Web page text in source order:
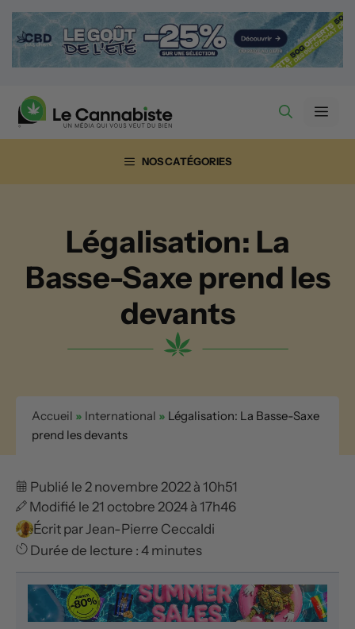
Aller
contenu
NOS CATÉGORIES
Légalisation: La
Basse-Saxe prend les
devants
Accueil » International » Légalisation: La Basse-Saxe
prend les devants
Publié le 2 novembre 2022 à 10h51
Modifié le 21 octobre 2024 à 17h46
Écrit parJean-Pierre Ceccaldi
Durée de lecture : 4 minutes